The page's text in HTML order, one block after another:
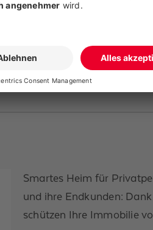
Smartes Heim für
und ihre Endkunden:
schützen Ihre Immo­bilie